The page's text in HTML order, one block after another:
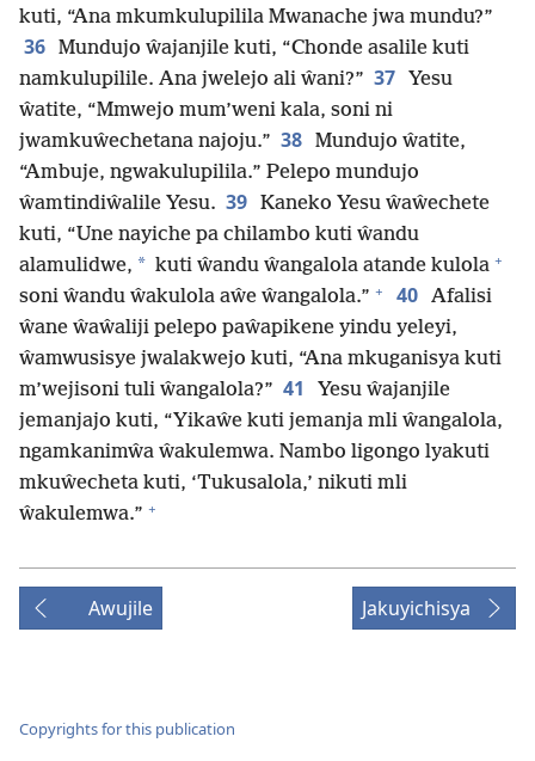
kuti, “Ana mkumkulupilila Mwanache jwa mundu?”
36 Mundujo ŵajanjile kuti, “Chonde asalile kuti
namkulupilile. Ana jwelejo ali ŵani?” 37
Yesu
ŵatite, “Mmwejo mum’weni kala, soni ni
jwamkuŵechetana najoju.” 38 Mundujo ŵatite,
“Ambuje, ngwakulupilila.” Pelepo mundujo
ŵamtindiŵalile Yesu. 39 Kaneko Yesu ŵaŵechete
kuti, “Une nayiche pa chilambo kuti ŵandu
alamulidwe, * kuti ŵandu ŵangalola atande kulola +
soni ŵandu ŵakulola aŵe ŵangalola.” + 40 Afalisi
ŵane ŵaŵaliji pelepo paŵapikene yindu yeleyi,
ŵamwusisye jwalakwejo kuti, “Ana mkuganisya kuti
m’wejisoni tuli ŵangalola?” 41
Yesu ŵajanjile
jemanjajo kuti, “Yikaŵe kuti jemanja mli ŵangalola,
ngamkanimŵa ŵakulemwa. Nambo ligongo lyakuti
mkuŵecheta kuti, ‘Tukusalola,’ nikuti mli
ŵakulemwa.” +
Awujile Jakuyichisya
Copyrights for this publication